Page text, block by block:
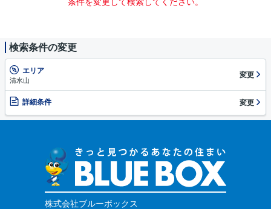
検索条件の変更
エリア
清水山
変更
詳細条件 変更
株式会社ブルーボックス